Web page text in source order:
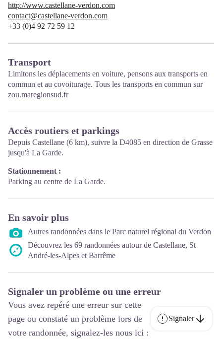
http://www.castellane-verdon.com
contact@castellane-verdon.com
+33 (0)4 92 72 59 12
Transport
Limitons les déplacements en voiture, pensons aux transports en
commun et au covoiturage. Tous les transports en commun sur
zou.maregionsud.fr
Accès routiers et parkings
Depuis Castellane (6 km), suivre la D4085 en direction de Grasse
jusqu'à La Garde.
Stationnement :
Parking au centre de La Garde.
En savoir plus
Autres randonnées dans le Parc naturel régional du Verdon
Découvrez les 69 randonnées autour de Castellane, St
André-les-Alpes et Barrême
Signaler un problème ou une erreur
Vous avez repéré une erreur sur cette
page ou constaté un problème lors de
votre randonnée, signalez-les nous ici :
Signaler